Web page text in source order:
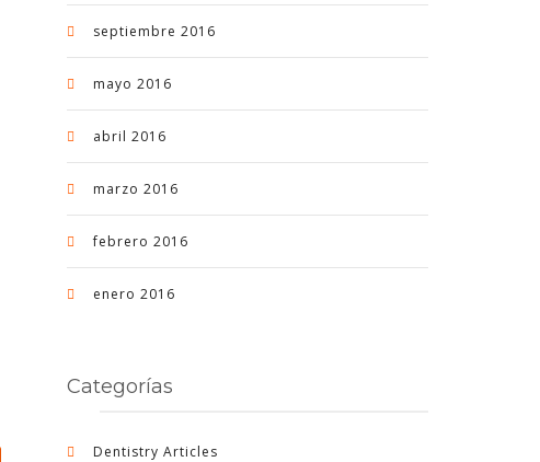
septiembre 2016
mayo 2016
abril 2016
marzo 2016
febrero 2016
enero 2016
Categorías
Dentistry Articles